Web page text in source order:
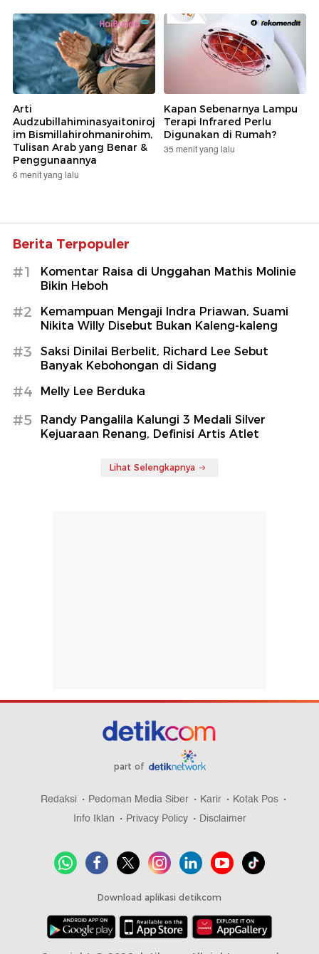
Arti
Audzubillahiminasyaitoniroj
im Bismillahirohmanirohim,
Tulisan Arab yang Benar &
Penggunaannya
6 menit yang lalu
Kapan Sebenarnya Lampu
Terapi Infrared Perlu
Digunakan di Rumah?
35 menit yang lalu
Berita Terpopuler
#1
Komentar Raisa di Unggahan Mathis Molinie
Bikin Heboh
#2
Kemampuan Mengaji Indra Priawan, Suami
Nikita Willy Disebut Bukan Kaleng-kaleng
#3
Saksi Dinilai Berbelit, Richard Lee Sebut
Banyak Kebohongan di Sidang
#4 Melly Lee Berduka
#5
Randy Pangalila Kalungi 3 Medali Silver
Kejuaraan Renang, Definisi Artis Atlet
Lihat Selengkapnya
part of
Redaksi Pedoman Media Siber Karir
Kotak Pos
Info Iklan
Privacy Policy Disclaimer
Download aplikasi detikcom